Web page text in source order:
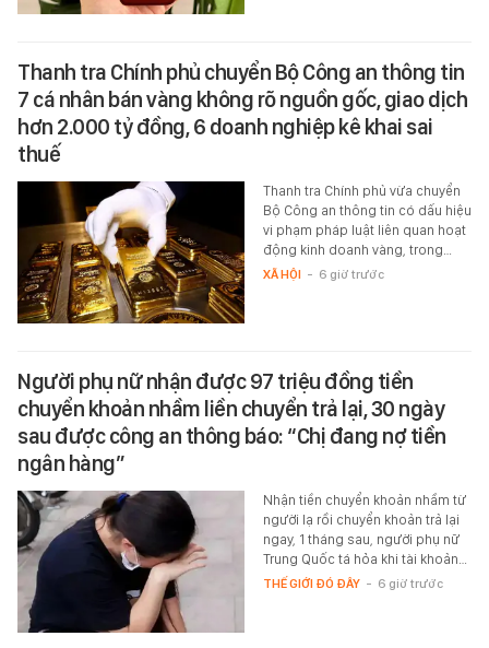
Thanh tra Chính phủ chuyển Bộ Công an thông tin
7 cá nhân bán vàng không rõ nguồn gốc, giao dịch
hơn 2.000 tỷ đồng, 6 doanh nghiệp kê khai sai
thuế
Thanh tra Chính phủ vừa chuyển
Bộ Công an thông tin có dấu hiệu
vi phạm pháp luật liên quan hoạt
động kinh doanh vàng, trong…
XÃ HỘI - 6 giờ trước
Người phụ nữ nhận được 97 triệu đồng tiền
chuyển khoản nhầm liền chuyển trả lại, 30 ngày
sau được công an thông báo: “Chị đang nợ tiền
ngân hàng”
Nhận tiền chuyển khoản nhầm từ
người lạ rồi chuyển khoản trả lại
ngay, 1 tháng sau, người phụ nữ
Trung Quốc tá hỏa khi tài khoản…
THẾ GIỚI ĐÓ ĐÂY - 6 giờ trước